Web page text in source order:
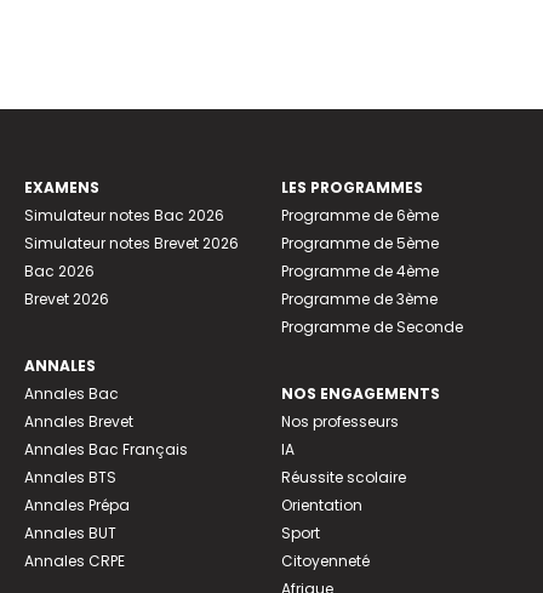
EXAMENS
Simulateur notes Bac 2026
Simulateur notes Brevet 2026
Bac 2026
Brevet 2026
ANNALES
Annales Bac
Annales Brevet
Annales Bac Français
Annales BTS
Annales Prépa
Annales BUT
Annales CRPE
LES PROGRAMMES
Programme de 6ème
Programme de 5ème
Programme de 4ème
Programme de 3ème
Programme de Seconde
NOS ENGAGEMENTS
Nos professeurs
IA
Réussite scolaire
Orientation
Sport
Citoyenneté